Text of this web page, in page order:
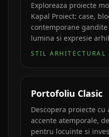
Exploreaza proiecte
Kapal Proiect: case,
contemporane
lumina si expresie
STIL ARHITECTURAL
Portofoliu Clasic
Descopera proiecte
accente atemporale,
pentru locuinte si